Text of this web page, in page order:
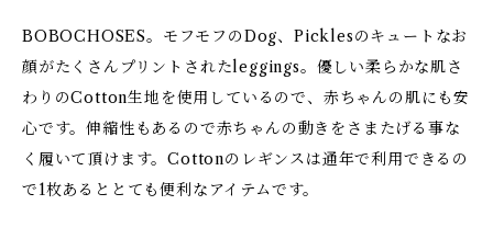
BOBOCHOSES。モフモフのDog、Picklesのキュートなお
顔がたくさんプリントされたleggings。優しい柔らかな肌さ
わりのCotton生地を使用しているので、赤ちゃんの肌にも安
心です。伸縮性もあるので赤ちゃんの動きをさまたげる事な
く履いて頂けます。Cottonのレギンスは通年で利用できるの
で1枚あるととても便利なアイテムです。